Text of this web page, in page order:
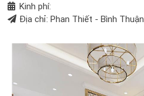
Kinh phí:
Địa chỉ: Phan Thiết - Bình Thuận